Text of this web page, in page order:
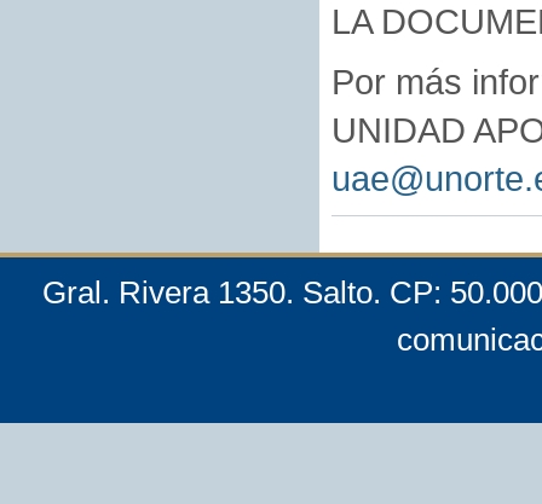
LA
Por más
UNIDAD
Gral. Rivera 1350. Salto. CP: